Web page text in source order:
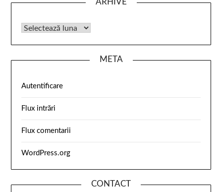
META
Autentificare
Flux intrări
Flux comentarii
WordPress.org
CONTACT